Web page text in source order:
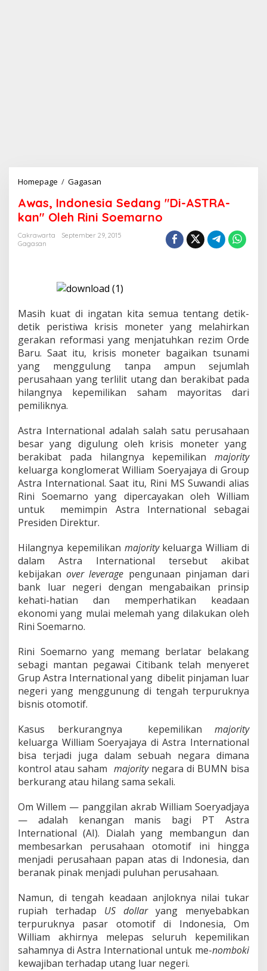
Homepage / Gagasan
a
s
,
I
e
i
a
S
e
d
a
n
g
"
-
A
S
T
R
A
-
a
O
l
h
i
n
e
m
a
r
n
Awas, Indonesia Sedang "Di-ASTRA-
kan" Oleh Rini Soemarno
Cakrawarta
September 29, 2015
Gagasan
Masih kuat di ingatan kita semua tentang detik-
detik peristiwa krisis moneter yang melahirkan
gerakan reformasi yang menjatuhkan rezim Orde
Baru. Saat itu, krisis moneter bagaikan tsunami
yang menggulung tanpa ampun sejumlah
perusahaan yang terlilit utang dan berakibat pada
hilangnya kepemilikan saham mayoritas dari
pemiliknya.
Astra International adalah salah satu perusahaan
besar yang digulung oleh krisis moneter yang
berakibat pada hilangnya kepemilikan majority
keluarga konglomerat William Soeryajaya di Group
Astra International. Saat itu, Rini MS Suwandi alias
Rini Soemarno yang dipercayakan oleh William
untuk memimpin Astra International sebagai
Presiden Direktur.
Hilangnya kepemilikan majoritykeluarga William di
dalam Astra International tersebut akibat
kebijakanover leverage pengunaan pinjaman dari
bank luar negeri dengan mengabaikan prinsip
kehati-hatian dan memperhatikan keadaan
ekonomi yang mulai melemah yang dilakukan oleh
Rini Soemarno.
Rini Soemarno yang memang berlatar belakang
sebagi mantan pegawai Citibank telah menyeret
Grup Astra International yang dibelit pinjaman luar
negeri yang menggunung di tengah terpuruknya
bisnis otomotif.
Kasus berkurangnya kepemilikan majority
keluarga William Soeryajaya di Astra International
bisa terjadi juga dalam sebuah negara dimana
kontrol atau saham majoritynegara di BUMN bisa
berkurang atau hilang sama sekali.
Om Willem — panggilan akrab William Soeryadjaya
— adalah kenangan manis bagi PT Astra
International (AI). Dialah yang membangun dan
membesarkan perusahaan otomotif ini hingga
menjadi perusahaan papan atas di Indonesia, dan
beranak pinak menjadi puluhan perusahaan.
Namun, di tengah keadaan anjloknya nilai tukar
rupiah terhadap US dollaryang menyebabkan
terpuruknya pasar otomotif di Indonesia, Om
William akhirnya melepas seluruh kepemilikan
sahamnya di Astra International untuk me-nomboki
kewajiban terhadap utang luar negeri.